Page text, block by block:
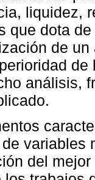
liquidez,
que dota
de
análisis,
variables
del